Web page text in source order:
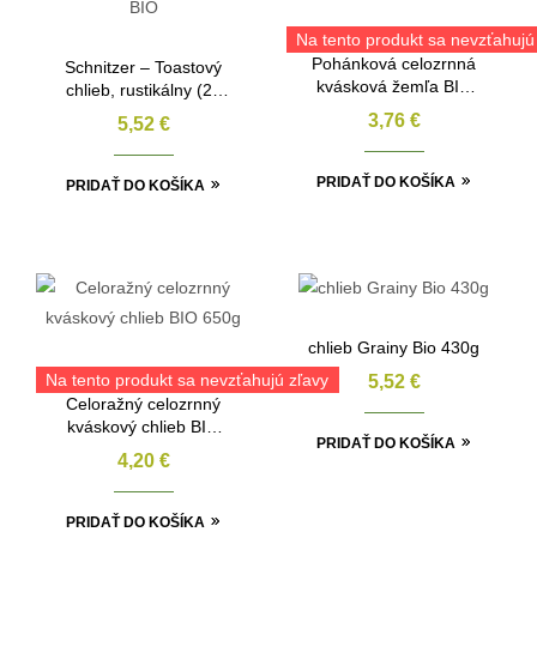
Schnitzer – Toastový
chlieb, rustikálny (2x
Brot Rustic) bezlepkový
430g BIO
5,52 €
PRIDAŤ DO KOŠÍKA
Na tento produkt sa
Pohánková celozrnná
kvásková žemľa BIO
2x110g
3,76 €
PRIDAŤ DO KOŠÍKA
Na tento produkt sa nevzťahujú zľavy
Celoražný celozrnný
kváskový chlieb BIO
650g
4,20 €
PRIDAŤ DO KOŠÍKA
chlieb Grainy Bio 430g
5,52 €
PRIDAŤ DO KOŠÍKA